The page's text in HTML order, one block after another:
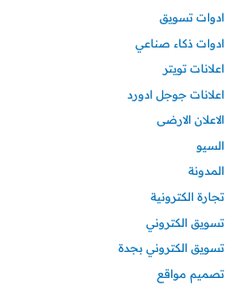
ادوات تسويق
ادوات ذكاء صناعي
اعلانات تويتر
اعلانات جوجل ادورد
الاعلان الارضى
السيو
المدونة
تجارة الكترونية
تسويق الكتروني
تسويق الكتروني بجدة
تصميم مواقع